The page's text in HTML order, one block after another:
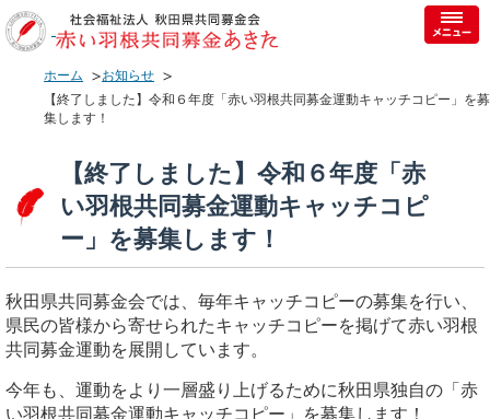
ホーム
お知らせ
【終了しました】令和６年度「赤い羽根共同募金運動キャッチコピー」を募
集します！
【終了しました】令和６年度「赤
い羽根共同募金運動キャッチコピ
ー」を募集します！
秋田県共同募金会では、毎年キャッチコピーの募集を行い、
県民の皆様から寄せられたキャッチコピーを掲げて赤い羽根
共同募金運動を展開しています。
今年も、運動をより一層盛り上げるために秋田県独自の「赤
い羽根共同募金運動キャッチコピー」を募集します！